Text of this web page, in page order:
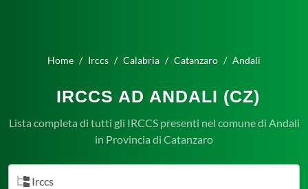
Home Irccs Calabria Catanzaro Andali
IRCCS AD ANDALI (CZ)
Lista completa di tutti gli IRCCS presenti nel comune di Andali
in Provincia di Catanzaro
Irccs